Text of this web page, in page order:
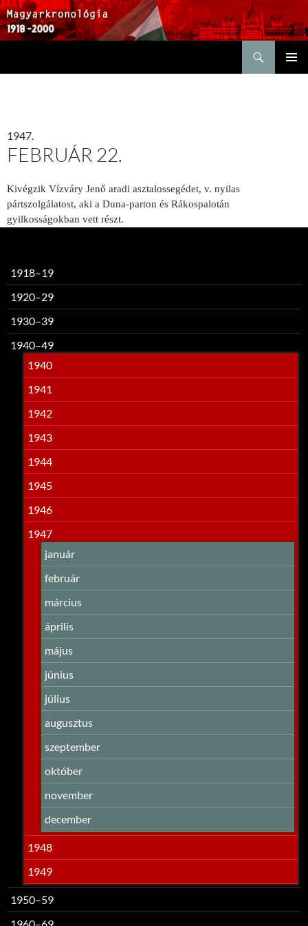
1947.
FEBRUÁR 22.
Kivégzik Vízváry Jenő aradi asztalossegédet, v. nyilas
pártszolgálatost, aki a Duna-parton és Rákospalotán
gyilkosságokban vett részt.
1918–19
1920–29
1930–39
1940–49
1940
1941
1942
1943
1944
1945
1946
1947
január
február
március
április
május
június
július
augusztus
szeptember
október
november
december
1948
1949
1950–59